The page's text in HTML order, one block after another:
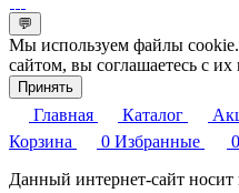
💬
Мы используем файлы cookie.
сайтом, вы соглашаетесь с их
Принять
Главная Каталог
Корзина
0 Избранные 0
Данный интернет-сайт носит